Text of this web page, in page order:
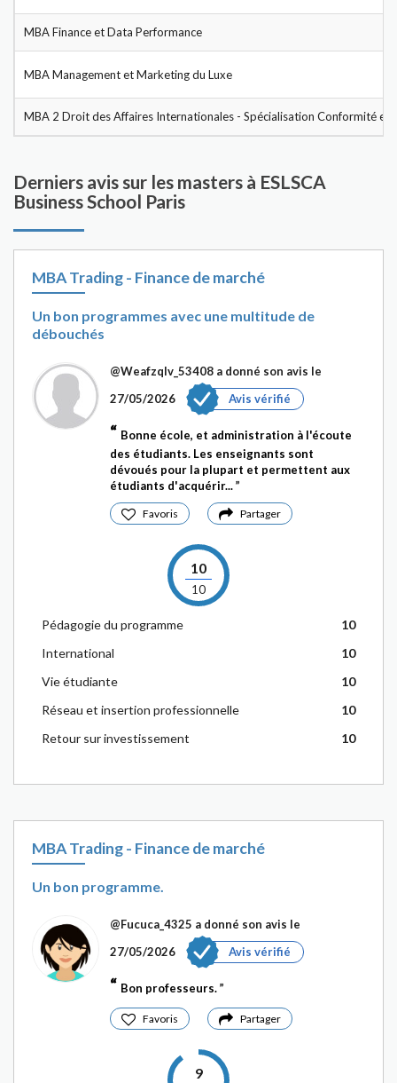
MBA Finance et Data Performance
MBA Management et Marketing du Luxe
MBA 2 Droit des Affaires Internationales - Spécialisation Conformité et
Derniers avis sur les masters à ESLSCA
Business School Paris
MBA Trading - Finance de marché
Un bon programmes avec une multitude de
débouchés
@Weafzqlv_53408 a donné son avis le
27/05/2026
Avis vérifié
Bonne école, et administration à l'écoute
des étudiants. Les enseignants sont
dévoués pour la plupart et permettent aux
étudiants d'acquérir...
Favoris Partager
10
10
Pédagogie du programme
10
International
10
Vie étudiante
10
Réseau et insertion professionnelle
10
Retour sur investissement
10
MBA Trading - Finance de marché
Un bon programme.
@Fucuca_4325 a donné son avis le
27/05/2026
Avis vérifié
Bon professeurs.
Favoris Partager
9